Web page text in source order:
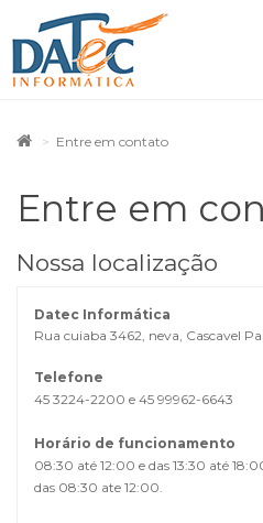
Entre em contato
Entre em
Nossa localização
Datec Informática
Rua cuiaba 3462, neva, Cascavel
Telefone
45 3224-2200 e 45 99962-6643
Horário de funcionamento
08:30 até 12:00 e das 13:30 até
das 08:30 ate 12:00.